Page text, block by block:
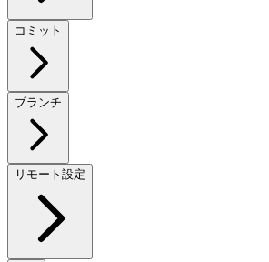
コミット
ブランチ
リモート設定